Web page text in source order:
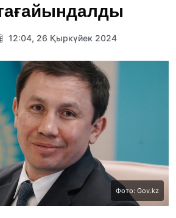
12:04, 26 Қыркүйек 2024
Фото: Gov.kz